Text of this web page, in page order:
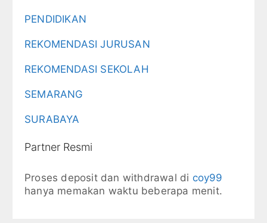
PENDIDIKAN
REKOMENDASI JURUSAN
REKOMENDASI SEKOLAH
SEMARANG
SURABAYA
Partner Resmi
Proses deposit dan withdrawal di coy99
hanya memakan waktu beberapa menit.